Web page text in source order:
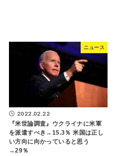
ニュース
2022.02.22
『米世論調査』ウクライナに米軍
を派遣すべき→15.3％ 米国は正し
い方向に向かっていると思う
→29％